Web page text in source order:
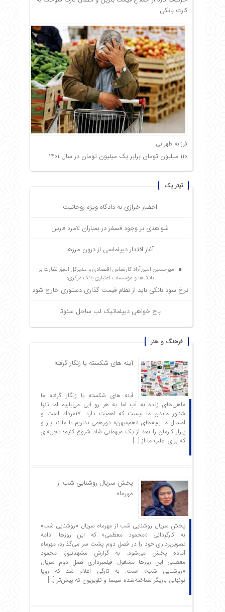
کارت بانکی
فرزانه طهرانی
۱۱۰ میلیون تومان برابر یک میلیون تومان در سال ۱۴۰۱
تیتر یک
احضار خرازی به دادگاه ویژه روحانیت
شواهدی بر وجود فسفر در بمباران لامرد فارس
آغاز اقتدار دیپلماسی از درون مرزها
امیرحسین امین‌آزاد کارشناس اقتصادی و مدیرکل اسبق نظارت بر
بانک‌ها و مؤسسات اعتباری بانک مرکزی:
نرخ سود بانکی باید از نظام قیمت گذاری دستوری خارج شود
باج خواهی دیپلماتیک لب ساحل سئوتا
فرهنگ و هنر
آینه های شکسته یا زنگار گرفته
آینه های شکسته یا زنگار گرفته ما
ماهی‌های زنده به آب اما به هر رو آبی می‌یابیم اما تنها
شناور ماندن ما نیست که اهمیت دارد. ۱۷مرداد است و
امسال ما بچه‌های «هم‌میهن» دورهمی نداریم تا مانند پار و
پیرار کارمان را بعد از یک میهمانی شاد شروع ‌کنیم؛ تجربه‌ای
که برای اغلب ما از […]
پخش سریال روشنایی شب از
مهرماه
پخش سریال روشنایی شب از مهرماه سریال «روشنایی شب»
به کارگردانی «محمود معظمی» که این روزها ادامه
تصویربرداری خود را در فصل دوم پشت سر می‌گذارد، مهرماه
آماده پخش می‌شود. به گزارش مشهدنیوز، محمود
معظمی این روزها مشغول فیلمبرداری فصل دوم سریال
«روشنایی شب» است. به تازگی اعلام شد که رویا
نونهالی بازیگر شناخته‌شده سینما و تلویزیون که پیش‌تر […]